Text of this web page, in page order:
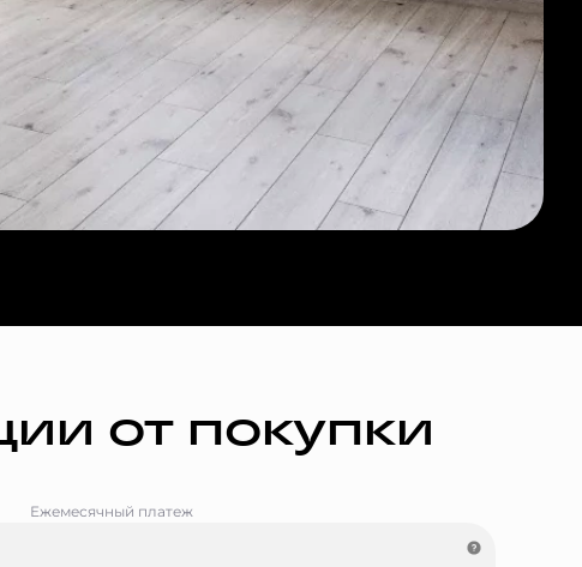
от покупки
Ежемесячный платеж